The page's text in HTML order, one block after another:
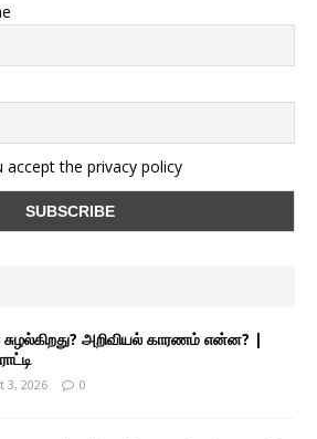
accept the privacy policy
சுழல்கிறது? அறிவியல் காரணம் என்ன? |
3, 2026 0